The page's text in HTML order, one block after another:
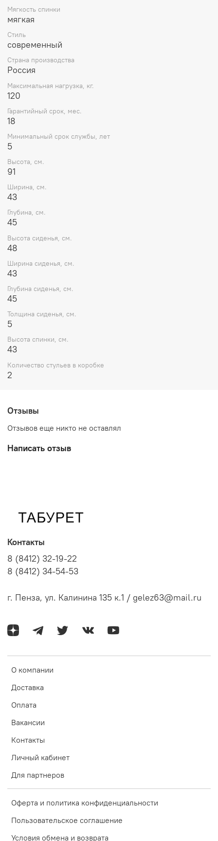
Мягкость спинки
мягкая
Стиль
современный
Страна производства
Россия
Максимальная нагрузка, кг.
120
Гарантийный срок, мес.
18
Минимальный срок службы, лет
5
Высота, см.
91
Ширина, см.
43
Глубина, см.
45
Высота сиденья, см.
48
Ширина сиденья, см.
43
Глубина сиденья, см.
45
Толщина сиденья, см.
5
Высота спинки, см.
43
Количество стульев в коробке
2
Отзывы
Отзывов еще никто не оставлял
Написать отзыв
О компании
Доставка
Оплата
Вакансии
Контакты
Личный кабинет
Для партнеров
Оферта и политика конфиденциальности
Пользовательское соглашение
Условия обмена и возврата
Контакты
8 (8412) 32-19-22
8 (8412) 34-54-53
г. Пенза, ул. Калинина 135 к.1 / gelez63@mail.ru